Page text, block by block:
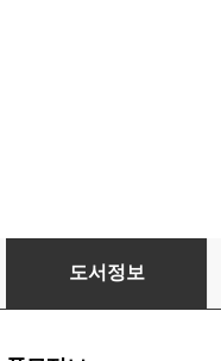
금융시장의 기술적 분석
도서정보